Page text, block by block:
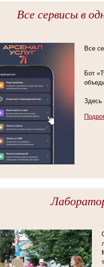
Все сервисы в
Все
Бот
Здесь